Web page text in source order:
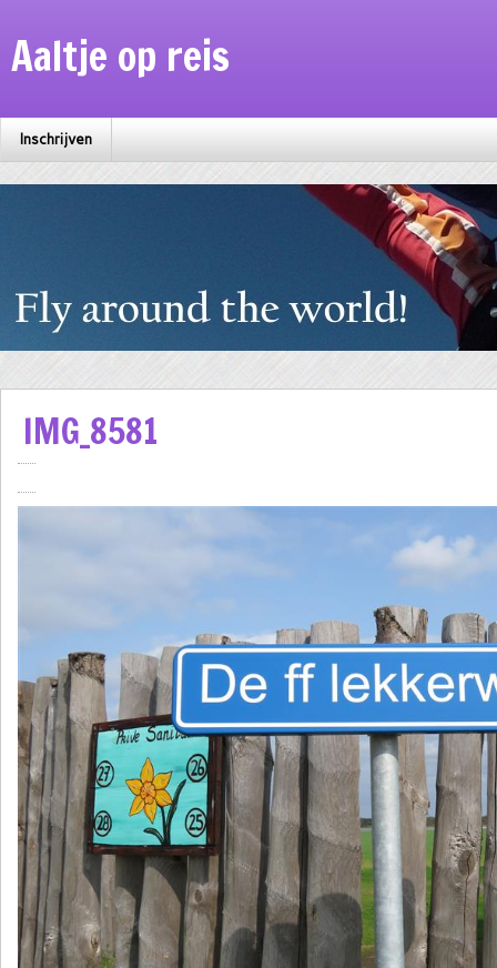
Aaltje op reis
Inschrijven
IMG_8581